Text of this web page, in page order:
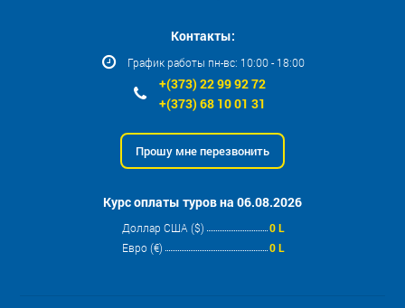
Контакты:
График работы пн-вс: 10:00 - 18:00
+(373) 22 99 92 72
+(373) 68 10 01 31
Прошу мне перезвонить
Курс оплаты туров на 06.08.2026
Доллар США ($)
0 L
Евро (€)
0 L